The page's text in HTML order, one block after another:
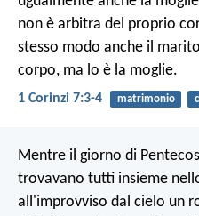
non è arbitra del proprio
stesso modo anche il
corpo, ma lo è la moglie.
1 Corinzi 7:3-4 matrimonio
Mentre il giorno di
trovavano tutti insieme
all'improvviso dal cielo un